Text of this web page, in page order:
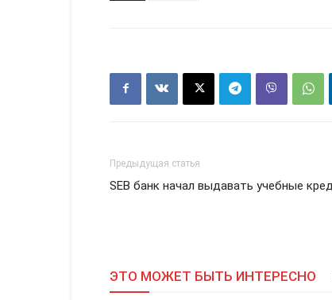
Предыдущая статья
SEB банк начал выдавать учебные
ЭТО МОЖЕТ БЫТЬ ИНТЕРЕСНО